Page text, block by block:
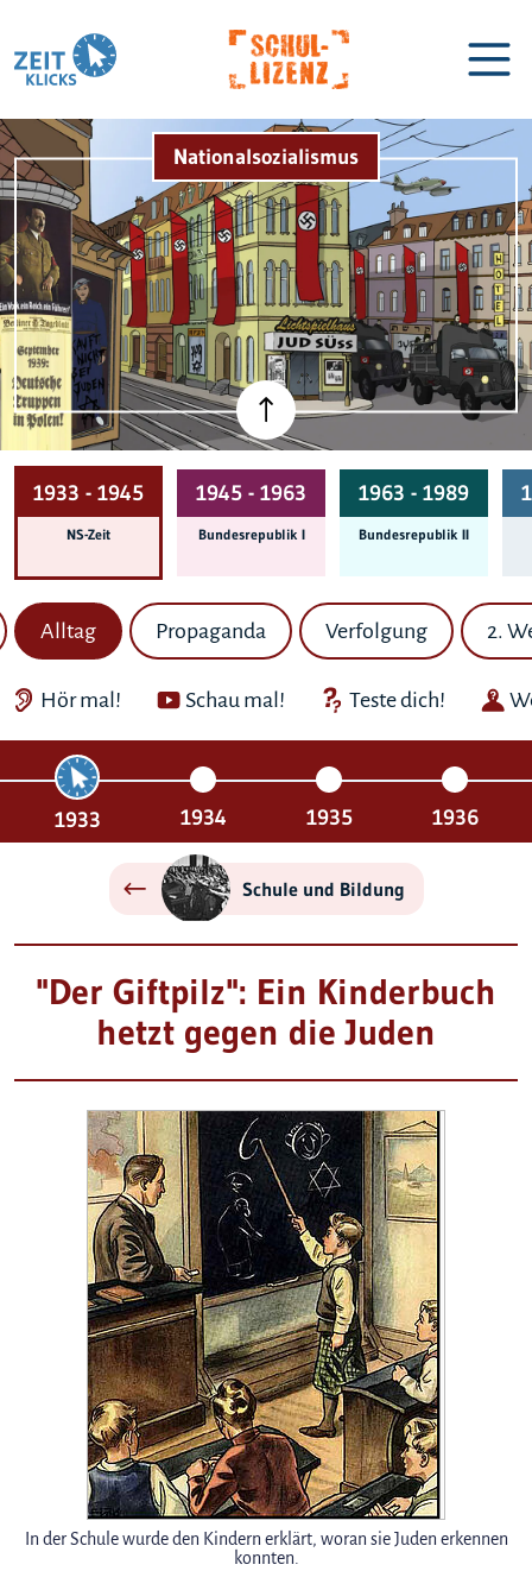
Biographien Lexikon
Nationalsozialismus
1933 - 1945
NS-Zeit
1945 - 1963
Bundes­republik I
1963 - 1989
Bundes­republik II
Alltag Propaganda Verfolgung 2.
Hör mal! Schau mal! Teste dich!
1933 1934 1935 1936
Schule und Bildung
"Der Giftpilz": Ein Kinderbuch
hetzt gegen die Juden
In der Schule wurde den Kindern erklärt, woran sie Juden erkennen
konnten.